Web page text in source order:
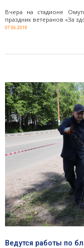
Вчера на стадионе
праздник ветеранов «За
07.06.2019
Ведутся работы по